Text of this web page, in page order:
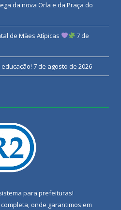
da nova Orla e da Praça do
de Mães Atípicas
7 de
7 de agosto de 2026
para prefeituras!
completa, onde garantimos em